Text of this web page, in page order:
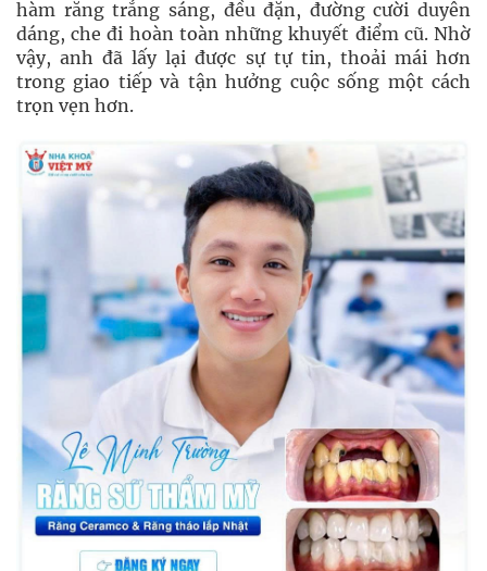
hàm răng trắng sáng, đều đặn, đường cười duyên
dáng, che đi hoàn toàn những khuyết điểm cũ. Nhờ
vậy, anh đã lấy lại được sự tự tin, thoải mái hơn
trong giao tiếp và tận hưởng cuộc sống một cách
trọn vẹn hơn.